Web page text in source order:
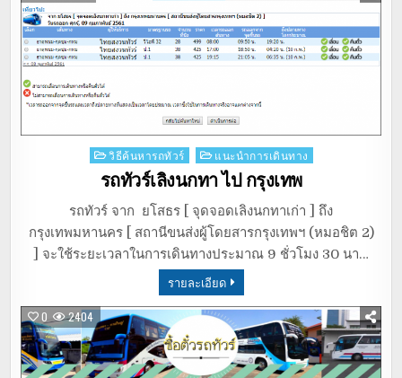
Posted
in
วิธีค้นหารถทัวร์ แนะนำการเดินทาง
รถทัวร์เลิงนกทา ไป กรุงเทพ
รถทัวร์ จาก ยโสธร [ จุดจอดเลิงนกทาเก่า ] ถึง
กรุงเทพมหานคร [ สถานีขนส่งผู้โดยสารกรุงเทพฯ (หมอชิต 2)
] จะใช้ระยะเวลาในการเดินทางประมาณ 9 ชั่วโมง 30 นา…
รายละเอียด
0 2404